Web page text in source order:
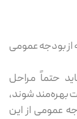
بودجه عمومی
حتماً مراحل
بهره‌مند شوند،
عمومی از این